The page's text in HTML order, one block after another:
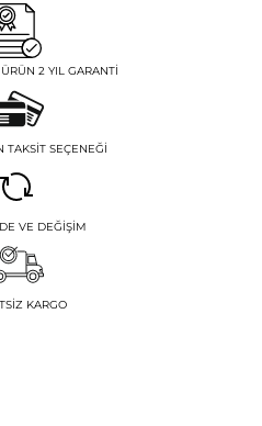
2 YIL GARANTI
TAKSIT SEÇENEĞI
VE DEĞIŞIM
KARGO